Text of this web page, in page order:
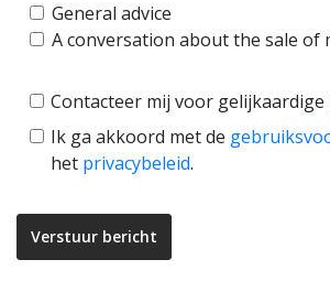
General advice
A conversation about the sale of
Contacteer mij voor gelijkaardige
Ik ga akkoord met de
het privacybeleid.
Verstuur bericht